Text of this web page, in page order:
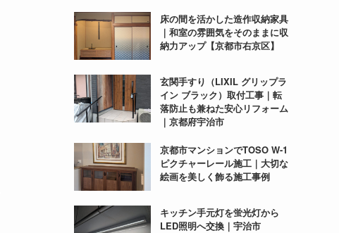
床の間を活かした造作収納家具
｜和室の雰囲気をそのままに収
納力アップ【京都市右京区】
玄関手すり（LIXIL グリップラ
イン ブラック）取付工事｜転
落防止も兼ねた安心リフォーム
｜京都府宇治市
京都市マンションでTOSO W-1
ピクチャーレール施工｜大切な
絵画を美しく飾る施工事例
キッチン手元灯を蛍光灯から
LED照明へ交換｜宇治市